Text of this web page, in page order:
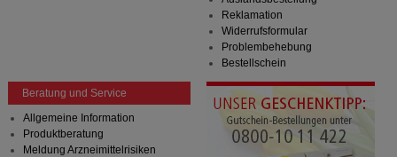
Reklamation
Widerrufsformular
Problembehebung
Bestellschein
Beratung und Service
Allgemeine Information
Produktberatung
Meldung Arzneimittelrisiken